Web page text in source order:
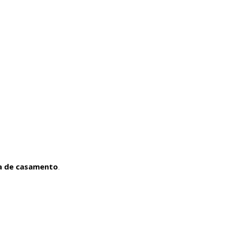
de casamento.